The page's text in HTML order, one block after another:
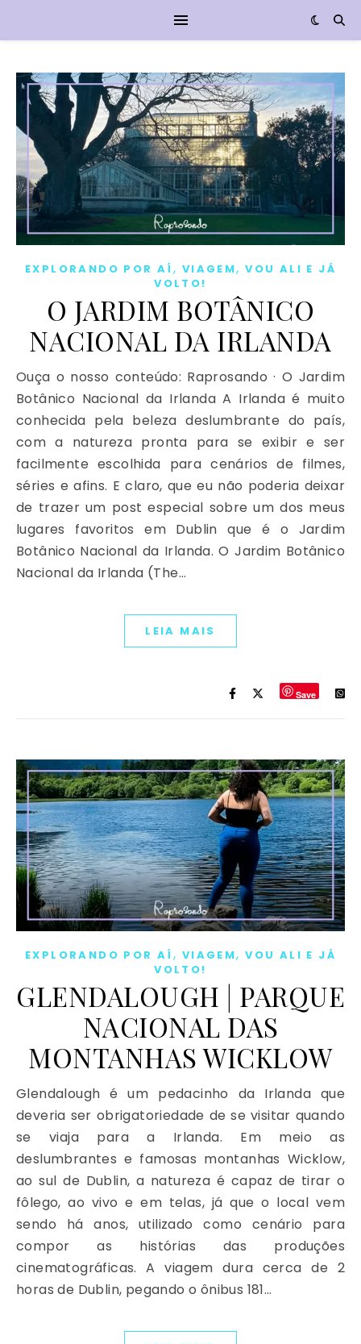
EXPLORANDO POR AÍ , VIAGEM,VOU ALI E JÁ
VOLTO!
O JARDIM BOTÂNICO
NACIONAL DA IRLANDA
Ouça o nosso conteúdo: Raprosando · O Jardim
Botânico Nacional da Irlanda A Irlanda é muito
conhecida pela beleza deslumbrante do país,
com a natureza pronta para se exibir e ser
facilmente escolhida para cenários de filmes,
séries e afins. E claro, que eu não poderia deixar
de trazer um post especial sobre um dos meus
lugares favoritos em Dublin que é o Jardim
Botânico Nacional da Irlanda. O Jardim Botânico
Nacional da Irlanda (The…
LEIA MAIS
Save
EXPLORANDO POR AÍ , VIAGEM,VOU ALI E JÁ
VOLTO!
GLENDALOUGH | PARQUE
NACIONAL DAS
MONTANHAS WICKLOW
Glendalough é um pedacinho da Irlanda que
deveria ser obrigatoriedade de se visitar quando
se viaja para a Irlanda. Em meio as
deslumbrantes e famosas montanhas Wicklow,
ao sul de Dublin, a natureza é capaz de tirar o
fôlego, ao vivo e em telas, já que o local vem
sendo há anos, utilizado como cenário para
compor as histórias das produções
cinematográficas. A viagem dura cerca de 2
horas de Dublin, pegando o ônibus 181…